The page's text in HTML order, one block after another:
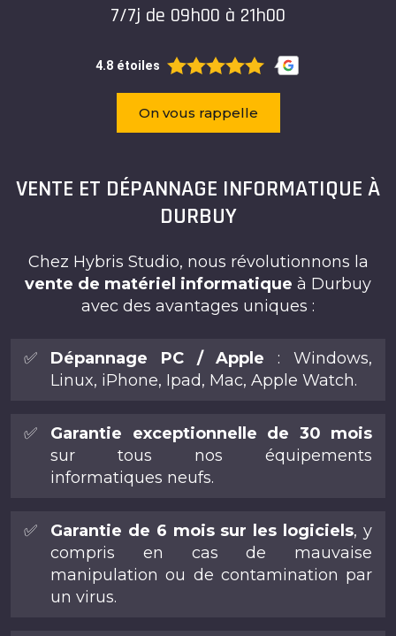
7/7j de 09h00 à 21h00
4.8 étoiles
On vous rappelle
VENTE ET DÉPANNAGE INFORMATIQUE À
DURBUY
Chez Hybris Studio, nous révolutionnons la
vente de matériel informatique à Durbuy
avec des avantages uniques :
✅ Dépannage PC / Apple : Windows,
Linux, iPhone, Ipad, Mac, Apple Watch.
✅
Garantie exceptionnelle de 30 mois
sur tous nos équipements
informatiques neufs.
✅ Garantie de 6 mois sur les logiciels, y
compris en cas de mauvaise
manipulation ou de contamination par
un virus.